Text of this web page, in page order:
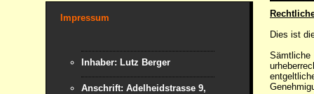
Dies ist
Sämtliche
Impressum
Inhaber: Lutz Berger
Anschrift: Adelheidstrasse 9,